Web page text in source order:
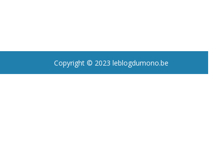
Copyright © 2023 leblogdumono.be